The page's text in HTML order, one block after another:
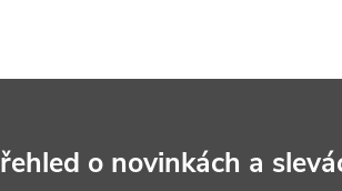
o novinkách a